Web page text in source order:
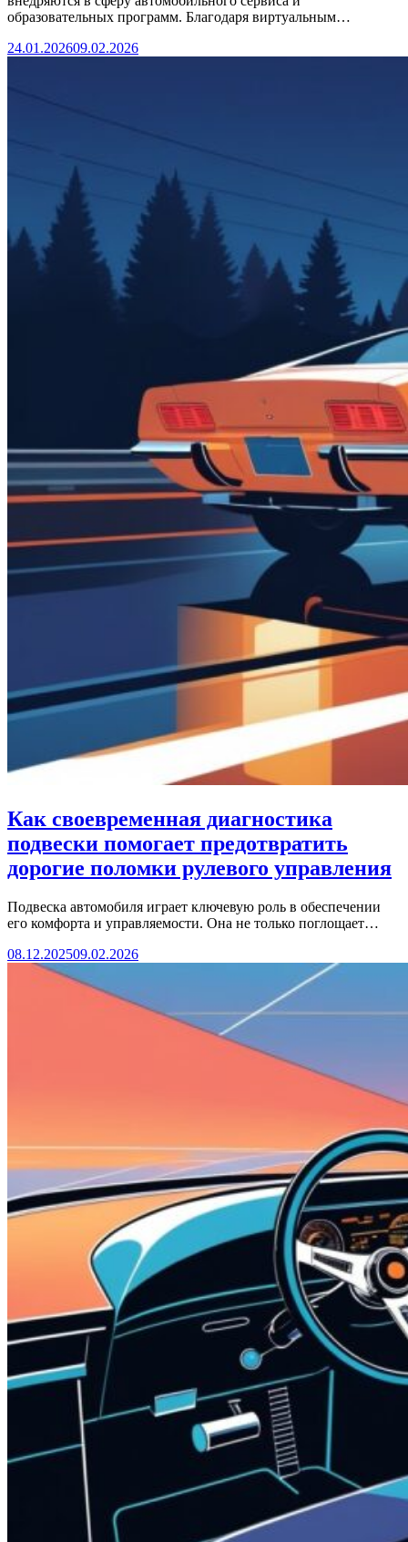
образовательных программ. Благодаря виртуальным…
24.01.202609.02.2026
Как своевременная диагностика
подвески помогает предотвратить
дорогие поломки рулевого управления
Подвеска автомобиля играет ключевую роль в обеспечении
его комфорта и управляемости. Она не только поглощает…
08.12.202509.02.2026